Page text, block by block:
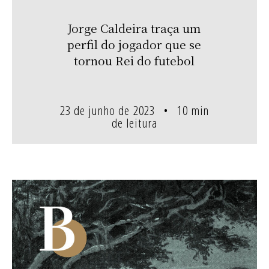
Jorge Caldeira traça um
perfil do jogador que se
tornou Rei do futebol
23 de junho de 2023 10 min
de leitura